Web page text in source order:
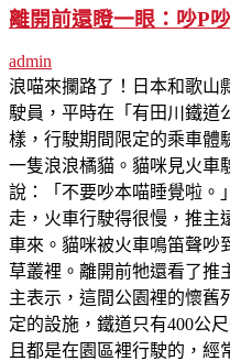
離開前還瞪一眼：吵P吵
admin
浪喵來攔路了！日本和歌山
駛員，平時在「有田川鐵道
樣，行駛期間限定的乘車體
一隻浪浪橘貓。貓咪見火車
說：「不要吵本喵睡覺
走，火車行駛得很慢，推主
車來。貓咪被火車鳴笛聲吵
草叢裡。離開前牠還看了
主表示，這間公園裡的懷舊
定的設施，鐵道只有400公
且都是在園區裡行駛的，